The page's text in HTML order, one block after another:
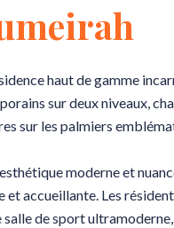
haut de gamme
sur deux niveaux,
sur les palmiers
moderne et
accueillante. Les
de sport